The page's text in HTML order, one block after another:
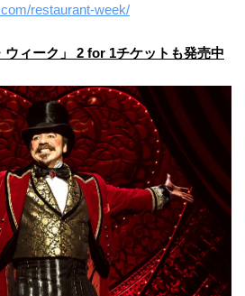
restaurant-week/
ウィーク」 2 for 1チケットも発売中